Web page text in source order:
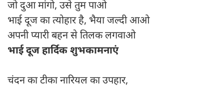
जो दुआ मांगो, उसे तुम पाओ
भाई दूज का त्योहार है, भैया जल्दी आओ
अपनी प्यारी बहन से तिलक लगवाओ
भाई दूज हार्दिक शुभकामनाएं
चंदन का टीका नारियल का उपहार,